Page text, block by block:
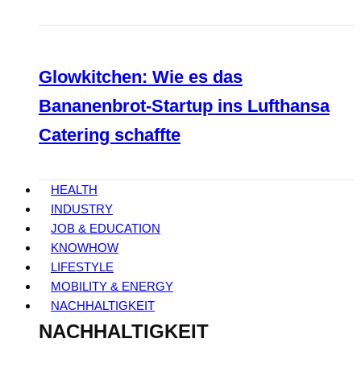
Glowkitchen: Wie es das
Bananenbrot-Startup ins Lufthansa
Catering schaffte
HEALTH
INDUSTRY
JOB & EDUCATION
KNOWHOW
LIFESTYLE
MOBILITY & ENERGY
NACHHALTIGKEIT
NACHHALTIGKEIT